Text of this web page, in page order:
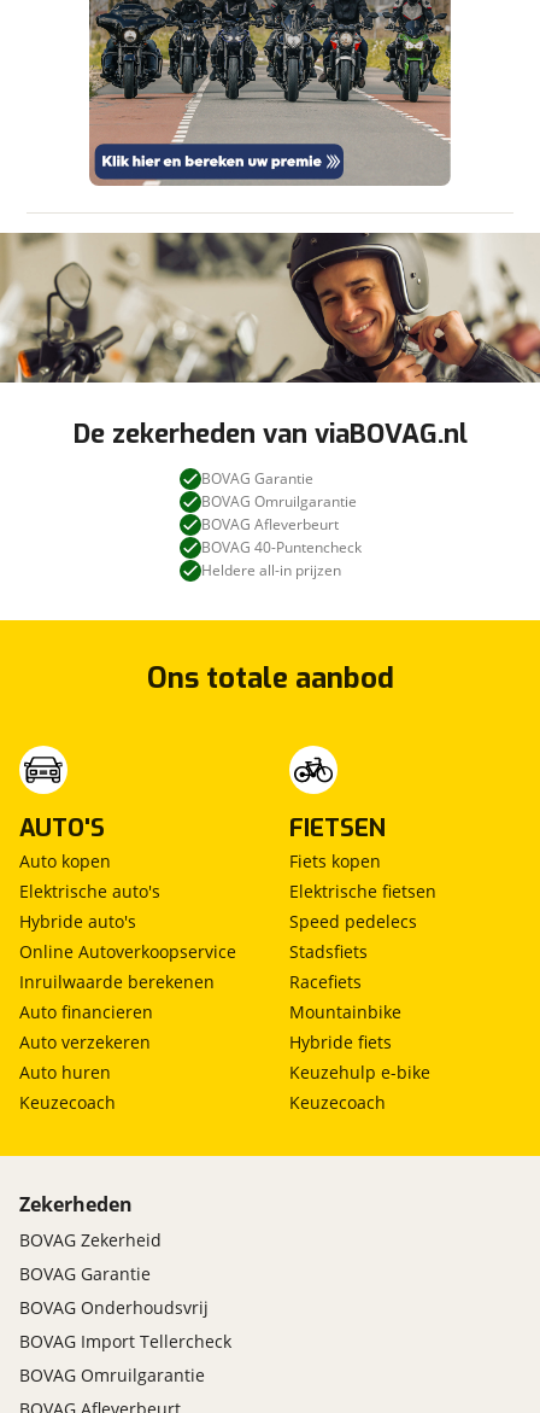
om je aanvraag zo goed mogelijk bij de
aanbieder te brengen. Lees hier meer over in
onzeprivacyverklaring .
Stuur mijn bevinding door
De zekerheden van viaBOVAG.nl
BOVAG Garantie
BOVAG Omruilgarantie
BOVAG Afleverbeurt
BOVAG 40-Puntencheck
Heldere all-in prijzen
Ons totale aanbod
AUTO'S
Auto kopen
Elektrische auto's
Hybride auto's
Online Autoverkoopservice
Inruilwaarde berekenen
Auto financieren
Auto verzekeren
Auto huren
Keuzecoach
FIETSEN
Fiets kopen
Elektrische fietsen
Speed pedelecs
Stadsfiets
Racefiets
Mountainbike
Hybride fiets
Keuzehulp e-bike
Keuzecoach
Zekerheden
BOVAG Zekerheid
BOVAG Garantie
BOVAG Onderhoudsvrij
BOVAG Import Tellercheck
BOVAG Omruilgarantie